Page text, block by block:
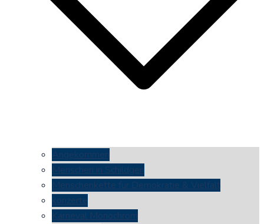
Angekommen
Menschen in Schildgen
Menschenkette für Demokratie & Vielfalt
konzerte
Karneval Monochrom